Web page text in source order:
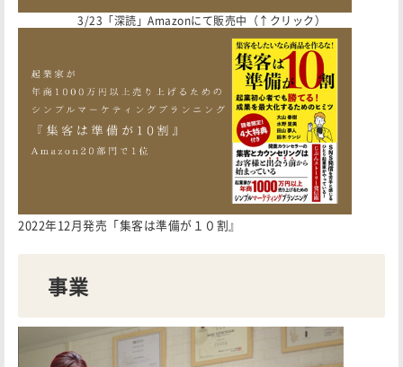
3/23「深読」Amazonにて販売中（↑クリック）
2022年12月発売「集客は準備が１０割』
事業